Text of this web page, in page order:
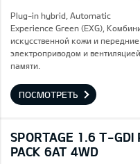
Plug-in hybrid, Automatic
Experience Green (EXG),
искусственной кожи и
электроприводом и
памяти.
ПОСМОТРЕТЬ
SPORTAGE 1.6 T-GDI
PACK 6AT 4WD